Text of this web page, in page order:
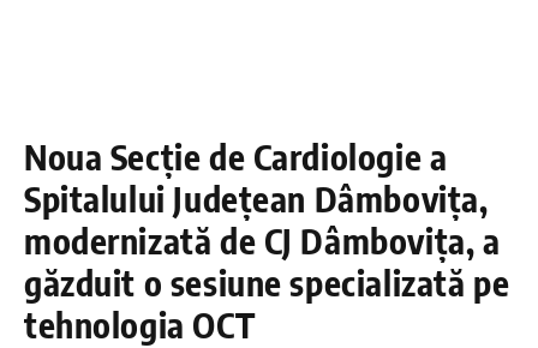
Noua Secție de Cardiologie a
Spitalului Județean Dâmbovița,
modernizată de CJ Dâmbovița, a
găzduit o sesiune specializată pe
tehnologia OCT